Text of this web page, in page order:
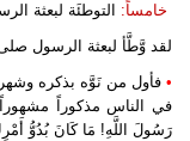
خامساً: التوطئَة لبعثة
لقد وَّطَّأ لبعثة الرسول
• فأول من نَوَّه بذكره
في الناس مذكوراً
رَسُولَ اللَّهِ! مَا كَانَ بُدُوُّ